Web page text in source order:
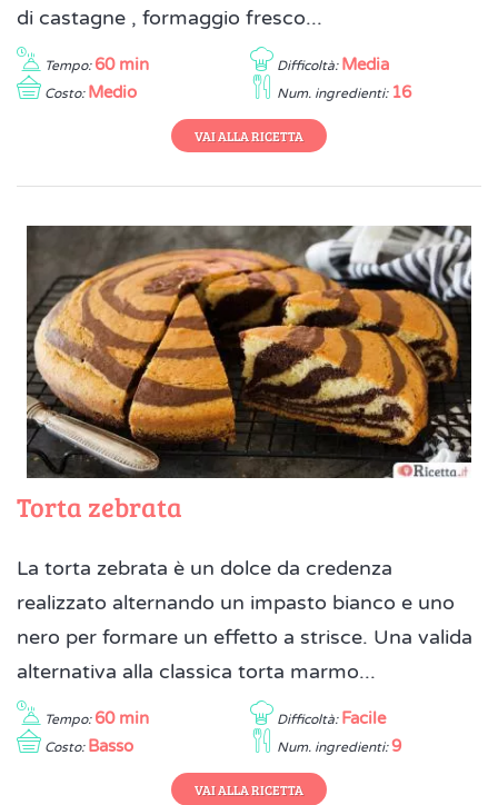
di castagne , formaggio fresco...
Tempo: 60 min Difficoltà: Media
Costo: Medio Num. ingredienti: 16
VAI ALLA RICETTA
Torta zebrata
La torta zebrata è un dolce da credenza
realizzato alternando un impasto bianco e uno
nero per formare un effetto a strisce. Una valida
alternativa alla classica torta marmo...
Tempo: 60 min Difficoltà: Facile
Costo: Basso Num. ingredienti: 9
VAI ALLA RICETTA